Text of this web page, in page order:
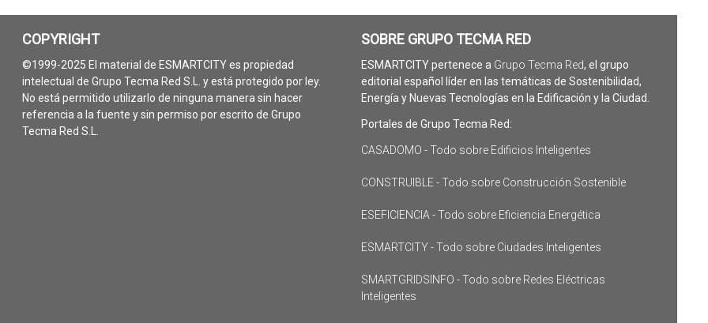
COPYRIGHT
©1999-2025 El material de ESMARTCITY es propiedad
intelectual de Grupo Tecma Red S.L. y está protegido por ley.
No está permitido utilizarlo de ninguna manera sin hacer
referencia a la fuente y sin permiso por escrito de Grupo
Tecma Red S.L.
SOBRE GRUPO TECMA RED
ESMARTCITY pertenece a Grupo Tecma Red, el grupo
editorial español líder en las temáticas de Sostenibilidad,
Energía y Nuevas Tecnologías en la Edificación y la Ciudad.
Portales de Grupo Tecma Red:
CASADOMO - Todo sobre Edificios Inteligentes
CONSTRUIBLE - Todo sobre Construcción Sostenible
ESEFICIENCIA - Todo sobre Eficiencia Energética
ESMARTCITY - Todo sobre Ciudades Inteligentes
SMARTGRIDSINFO - Todo sobre Redes Eléctricas
Inteligentes